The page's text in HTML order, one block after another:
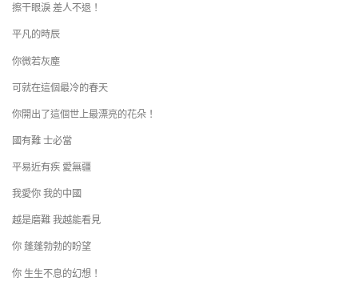
擦干眼淚 差人不退！
平凡的時辰
你微若灰塵
可就在這個最冷的春天
你開出了這個世上最漂亮的花朵！
國有難 士必當
平易近有疾 愛無疆
我愛你 我的中國
越是磨難 我越能看見
你 蓬蓬勃勃的盼望
你 生生不息的幻想！